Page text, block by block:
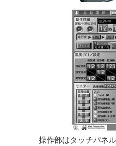
操作部はタッチパネ